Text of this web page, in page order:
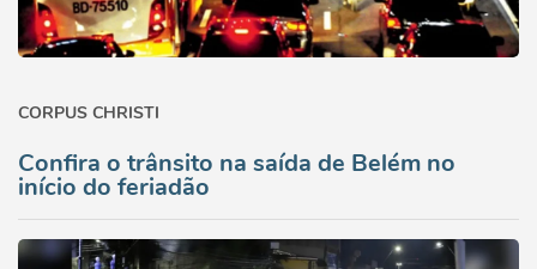
CORPUS CHRISTI
Confira o trânsito na saída de Belém no
início do feriadão